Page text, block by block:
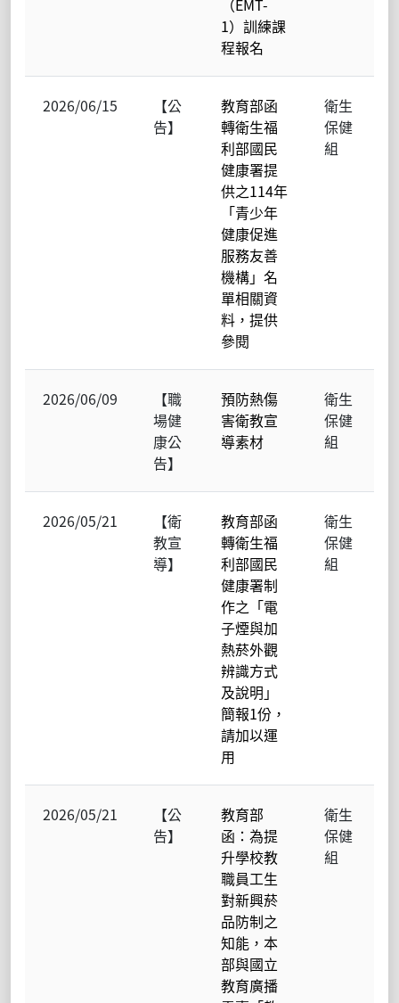
（EMT-
1）訓練課
程報名
2026/06/15
【公
告】
教育部函
轉衛生福
利部國民
健康署提
供之114年
「青少年
健康促進
服務友善
機構」名
單相關資
料，提供
參閱
衛生
保健
組
2026/06/09
【職
場健
康公
告】
預防熱傷
害衛教宣
導素材
衛生
保健
組
2026/05/21
【衛
教宣
導】
教育部函
轉衛生福
利部國民
健康署制
作之「電
子煙與加
熱菸外觀
辨識方式
及說明」
簡報1份，
請加以運
用
衛生
保健
組
2026/05/21
【公
告】
教育部
函：為提
升學校教
職員工生
對新興菸
品防制之
知能，本
部與國立
教育廣播
衛生
保健
組